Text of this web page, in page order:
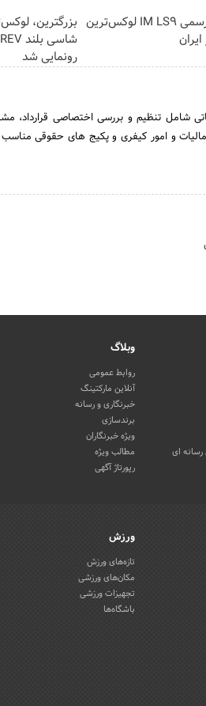
رونمایی رسمی IM LS9 لوکس‌ترین بزرگترین،
رونمایی شد
شامل تنظیم و بررسی اختصاصی قرارداد،
و امور کیفری و پکیج های حقوقی
رسانه ای
وبلاگ
روابط عمومی
آنلاین مارکتینگ
خبرنگاری و رسانه
برندسازی
ویژه خبرنگاران
مطالب ویژه
رپورتاژ آگهی
ورزش
تازه‌های ورزش
مکان‌های ورزشی
تجهیزات ورزشی
باشگاه‌ها